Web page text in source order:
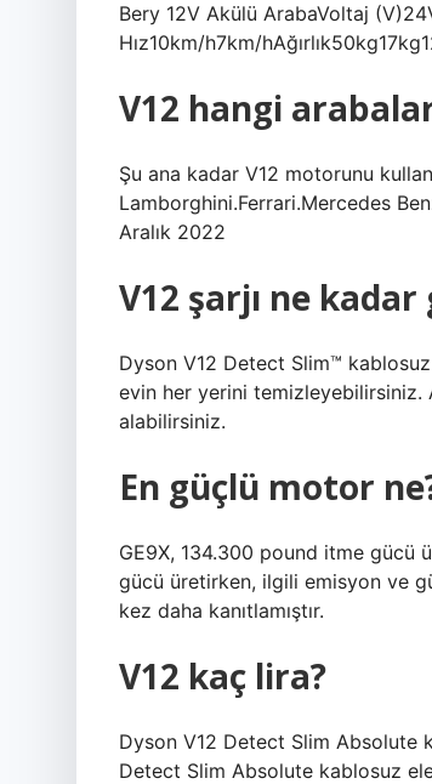
Bery 12V Akülü ArabaVoltaj
Hız10km/h7km/
V12 hangi
Şu ana kadar V12 motorunu
Lamborghini.Ferrari.Mercedes
Aralık 2022
V12 şarjı ne
Dyson V12 Detect Slim™
evin her yerini temizleyebilirsiniz.
alabilirsiniz.
En güçlü motor
GE9X, 134.300 pound itme gücü
gücü üretirken, ilgili emisyon ve
kez daha kanıtlamıştır.
V12 kaç lira?
Dyson V12 Detect Slim Absolute
Detect Slim Absolute kablosuz